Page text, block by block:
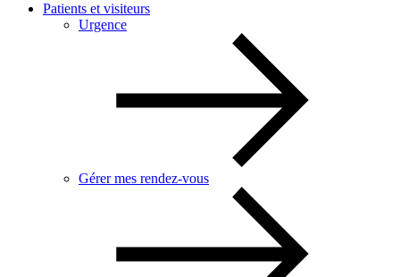
Patients et visiteurs
Urgence
Gérer mes rendez-vous